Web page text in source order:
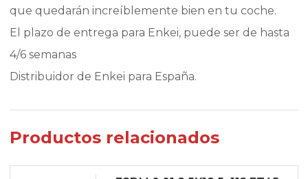
que quedarán increíblemente bien en tu coche.
El plazo de entrega para Enkei, puede ser de hasta
4/6 semanas
Distribuidor de Enkei para España.
Productos relacionados